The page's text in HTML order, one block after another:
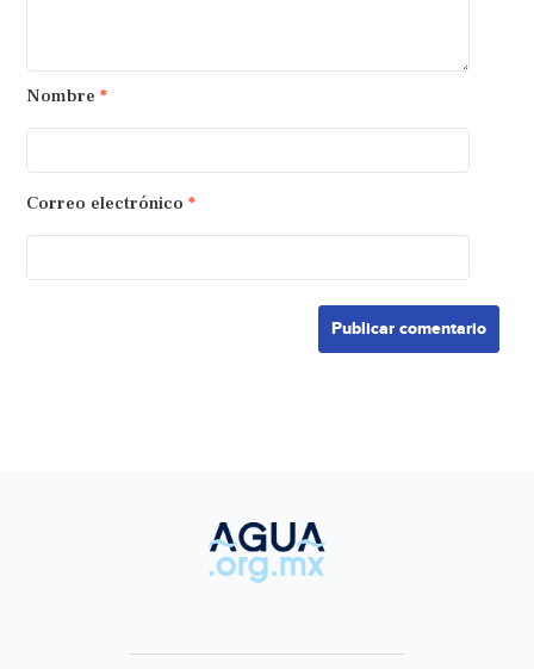
Nombre *
Correo electrónico *